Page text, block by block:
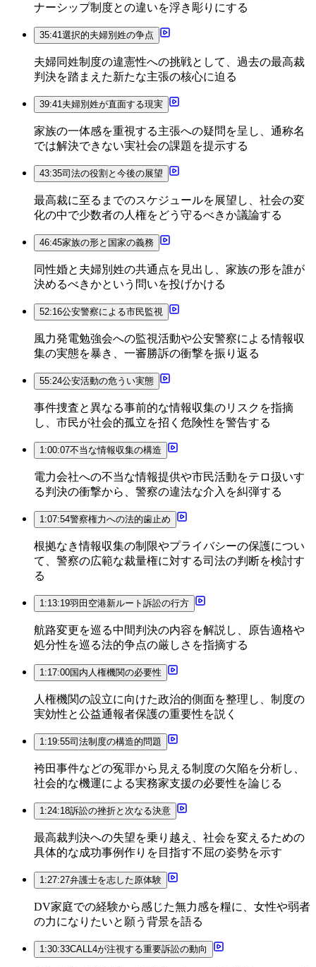
ナーシップ制度との違いを浮き彫りにする
35:41選択的夫婦別姓の争点
夫婦同姓制度の違憲性への挑戦として、過去の最高裁
判決を踏まえた新たな主張の核心に迫る
39:41夫婦別姓が直面する現実
家族の一体感を重視する主張への疑問を呈し、通称名
では解決できない実社会の課題を提示する
43:35司法の役割と今後の展望
最高裁に至るまでのスケジュールを展望し、社会の変
化の中で少数者の人権をどう守るべきか議論する
46:45家族の形と国家の義務
同性婚と夫婦別姓の共通点を見出し、家族の形を誰が
決めるべきかという問いを投げかける
52:16公安警察による市民監視
風力発電勉強会への監視活動や公安警察による情報収
集の実態を暴き、一審勝訴の衝撃を振り返る
55:24公安活動の危うい実態
事件捜査と異なる事前的な情報収集のリスクを指摘
し、市民が社会的孤立を招く危険性を警告する
1:00:07不当な情報収集の構造
電力会社への不当な情報提供や市民活動をテロ扱いす
る判決の衝撃から、警察の違法な介入を糾弾する
1:07:54警察権力への法的歯止め
根拠なき情報収集の制限やプライバシーの保護につい
て、警察の広範な裁量権に対する司法の判断を検討す
る
1:13:19羽田空港新ルート訴訟の行方
航路変更を巡る中間判決の内容を解説し、原告適格や
処分性を巡る法的争点の厳しさを指摘する
1:17:00国内人権機関の必要性
人権機関の設立に向けた政治的側面を整理し、制度の
実効性と公益通報者保護の重要性を説く
1:19:55司法制度の構造的問題
袴田事件などの冤罪から見える制度の欠陥を分析し、
社会的な機運による実務家支援の必要性を論じる
1:24:18訴訟の挫折と次なる決意
最高裁判決への失望を乗り越え、社会を変えるための
具体的な成功事例作りを目指す不屈の姿勢を示す
1:27:27弁護士を志した原体験
DV家庭での経験から感じた無力感を糧に、女性や弱者
の力になりたいと願う背景を語る
1:30:33CALL4が注視する重要訴訟の動向